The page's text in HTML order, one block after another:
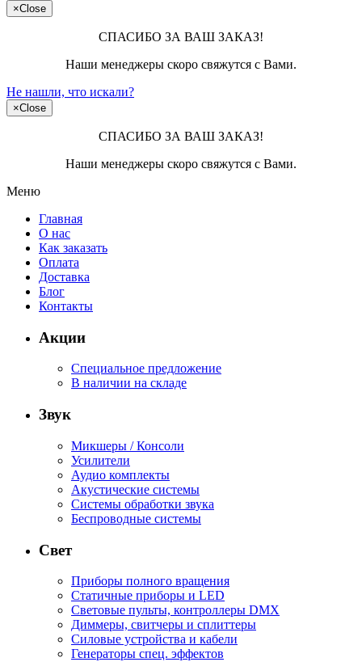
×Close
СПАСИБО ЗА ВАШ ЗАКАЗ!
Наши менеджеры скоро свяжутся с Вами.
Не нашли, что искали?
×Close
СПАСИБО ЗА ВАШ ЗАКАЗ!
Наши менеджеры скоро свяжутся с Вами.
Меню
Главная
О нас
Как заказать
Оплата
Доставка
Блог
Контакты
Акции
Специальное предложение
В наличии на складе
Звук
Микшеры / Консоли
Усилители
Аудио комплекты
Акустические системы
Системы обработки звука
Беспроводные системы
Свет
Приборы полного вращения
Статичные приборы и LED
Световые пульты, контроллеры DMX
Диммеры, свитчеры и сплиттеры
Силовые устройства и кабели
Генераторы спец. эффектов